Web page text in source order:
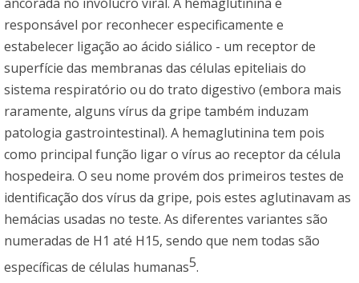
responsável por reconhecer especificamente e
estabelecer ligação ao ácido siálico - um receptor de
superfície das membranas das células epiteliais do
sistema respiratório ou do trato digestivo (embora mais
raramente, alguns vírus da gripe também induzam
patologia gastrointestinal). A hemaglutinina tem pois
como principal função ligar o vírus ao receptor da célula
hospedeira. O seu nome provém dos primeiros testes de
identificação dos vírus da gripe, pois estes aglutinavam as
hemácias usadas no teste. As diferentes variantes são
numeradas de H1 até H15, sendo que nem todas são
específicas de células humanas5.